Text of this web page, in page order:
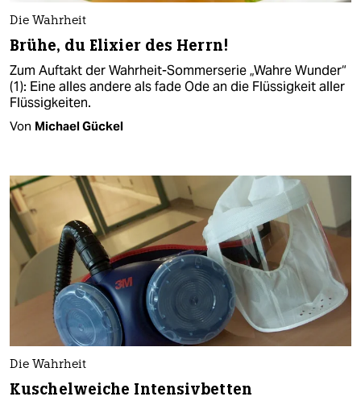
Die Wahrheit
Brühe, du Elixier des Herrn!
Zum Auftakt der Wahrheit-Sommerserie „Wahre Wunder“
(1): Eine alles andere als fade Ode an die Flüssigkeit aller
Flüssigkeiten.
Von Michael Gückel
Die Wahrheit
Kuschelweiche Intensivbetten